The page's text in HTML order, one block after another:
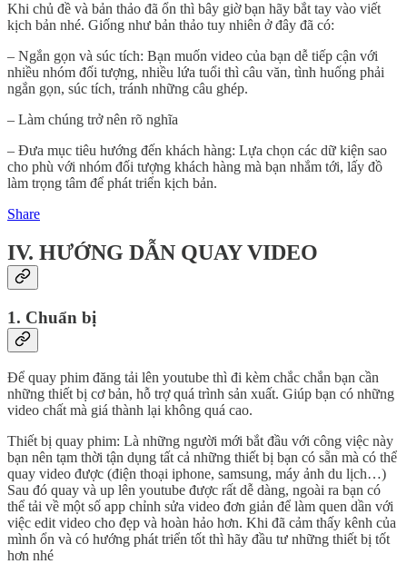
Khi chủ đề và bản thảo đã ổn thì bây giờ bạn hãy bắt tay vào viết
kịch bản nhé. Giống như bản thảo tuy nhiên ở đây đã có:
– Ngắn gọn và súc tích: Bạn muốn video của bạn dễ tiếp cận với
nhiều nhóm đối tượng, nhiều lứa tuổi thì câu văn, tình huống phải
ngắn gọn, súc tích, tránh những câu ghép.
– Làm chúng trở nên rõ nghĩa
– Đưa mục tiêu hướng đến khách hàng: Lựa chọn các dữ kiện sao
cho phù với nhóm đối tượng khách hàng mà bạn nhắm tới, lấy đồ
làm trọng tâm để phát triển kịch bản.
Share
IV. HƯỚNG DẪN QUAY VIDEO
1. Chuẩn bị
Để quay phim đăng tải lên youtube thì đi kèm chắc chắn bạn cần
những thiết bị cơ bản, hỗ trợ quá trình sản xuất. Giúp bạn có những
video chất mà giá thành lại không quá cao.
Thiết bị quay phim: Là những người mới bắt đầu với công việc này
bạn nên tạm thời tận dụng tất cả những thiết bị bạn có sẵn mà có thể
quay video được (điện thoại iphone, samsung, máy ảnh du lịch…)
Sau đó quay và up lên youtube được rất dễ dàng, ngoài ra bạn có
thể tải về một số app chỉnh sửa video đơn giản để làm quen dần với
việc edit video cho đẹp và hoàn hảo hơn. Khi đã cảm thấy kênh của
mình ổn và có hướng phát triển tốt thì hãy đầu tư những thiết bị tốt
hơn nhé